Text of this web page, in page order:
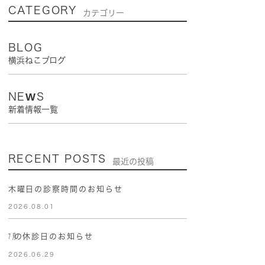
CATEGORY カテゴリー
BLOG
横浜ねこブログ
NEWS
新着情報一覧
RECENT POSTS 最近の投稿
木曜日の診察時間のお知らせ
2026.08.01
㋆の休診日のお知らせ
2026.06.29